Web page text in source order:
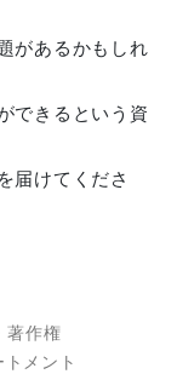
があるかもしれ
できるという資
届けてくださ
著作権
メント